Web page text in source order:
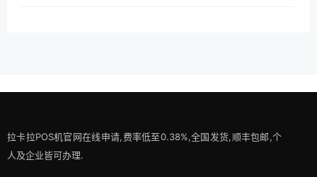
拉卡拉POS机官网在线申请,费率低至0.38%,全国发货,顺丰包邮,个
人及企业皆可办理.